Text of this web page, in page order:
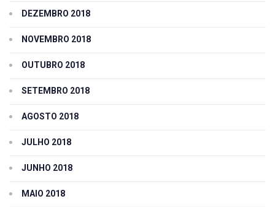
DEZEMBRO 2018
NOVEMBRO 2018
OUTUBRO 2018
SETEMBRO 2018
AGOSTO 2018
JULHO 2018
JUNHO 2018
MAIO 2018